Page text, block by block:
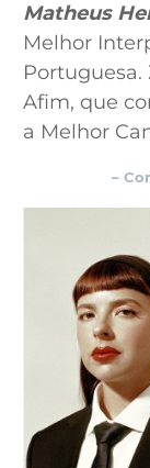
Matheus
Melhor
Portuguesa.
Afim, que
a Melhor
–